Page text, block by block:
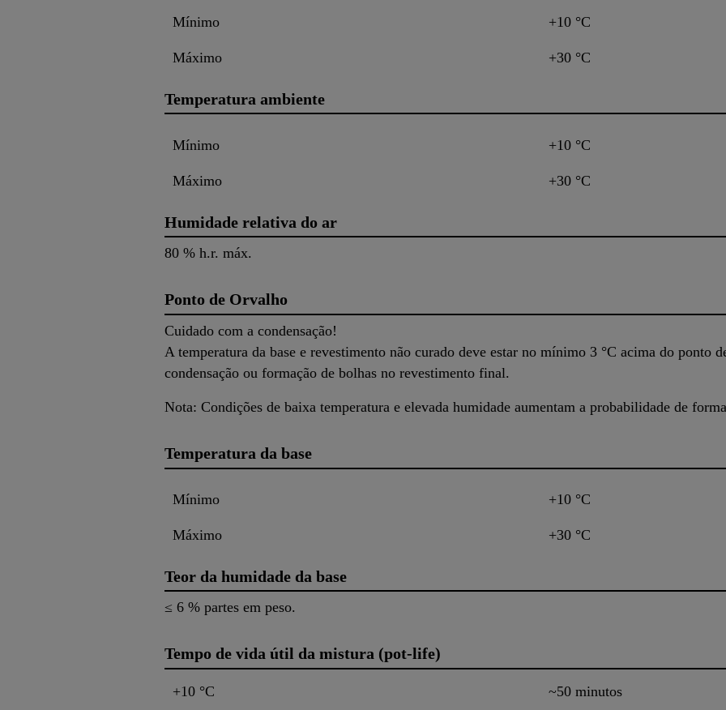
Mínimo +10 °C
Máximo +30 °C
Temperatura ambiente
Mínimo +10 °C
Máximo +30 °C
Humidade relativa do ar
80 % h.r. máx.
Ponto de Orvalho
Cuidado com a condensação!
A temperatura da base e revestimento não curado deve estar no mínimo 3 °C acima do ponto
condensação ou formação de bolhas no revestimento final.
Nota: Condições de baixa temperatura e elevada humidade aumentam a probabilidade de
Temperatura da base
Mínimo +10 °C
Máximo +30 °C
Teor da humidade da base
≤ 6 % partes em peso.
Tempo de vida útil da mistura (pot-life)
+10 °C ~50 minutos